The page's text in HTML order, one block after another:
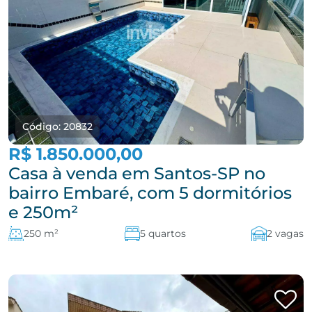
Código: 20832
R$ 1.850.000,00
Casa à venda em Santos-SP no
bairro Embaré, com 5 dormitórios
e 250m²
250 m² 5 quartos 2 vagas